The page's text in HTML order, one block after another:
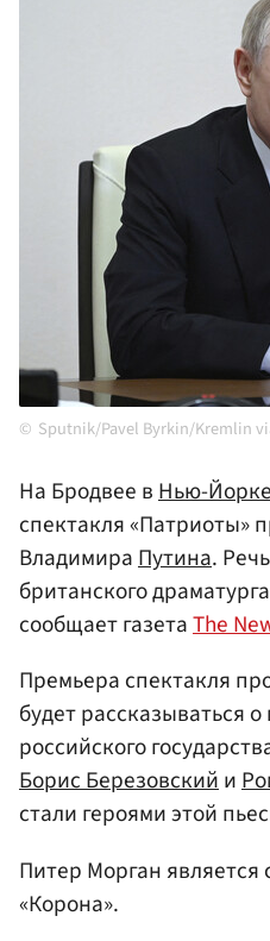
Sputnik/Pavel Byrkin/Kremlin
На Бродвее вНью-
спектакля «Патриоты»
ВладимираПутина.
британского драматурга
сообщает газетаThe
Премьера спектакля
будет рассказываться
российского
Борис Березовскийи
стали героями этой
Питер Морган является
«Корона».